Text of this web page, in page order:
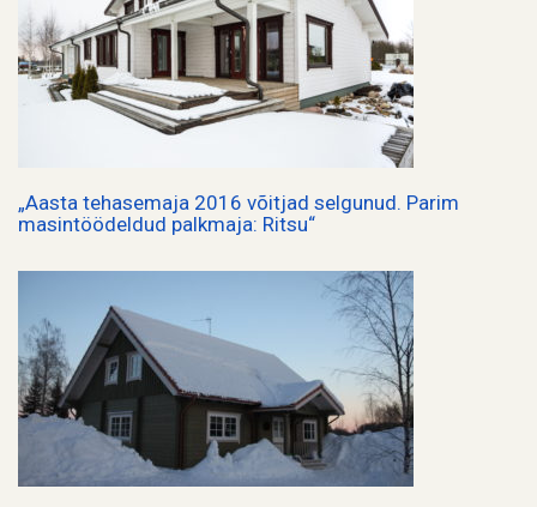
„Aasta tehasemaja 2016 võitjad selgunud. Parim
masintöödeldud palkmaja: Ritsu“